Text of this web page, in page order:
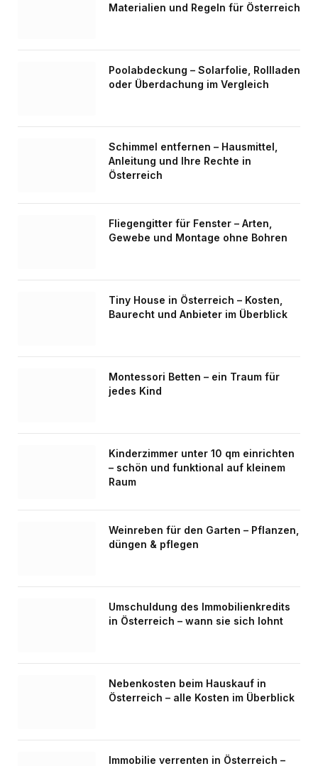
Materialien und Regeln für Österreich
Poolabdeckung – Solarfolie, Rollladen
oder Überdachung im Vergleich
Schimmel entfernen – Hausmittel,
Anleitung und Ihre Rechte in
Österreich
Fliegengitter für Fenster – Arten,
Gewebe und Montage ohne Bohren
Tiny House in Österreich – Kosten,
Baurecht und Anbieter im Überblick
Montessori Betten – ein Traum für
jedes Kind
Kinderzimmer unter 10 qm einrichten
– schön und funktional auf kleinem
Raum
Weinreben für den Garten – Pflanzen,
düngen & pflegen
Umschuldung des Immobilienkredits
in Österreich – wann sie sich lohnt
Nebenkosten beim Hauskauf in
Österreich – alle Kosten im Überblick
Immobilie verrenten in Österreich –